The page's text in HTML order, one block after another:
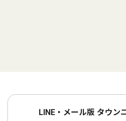
LINE・メール版 タウン